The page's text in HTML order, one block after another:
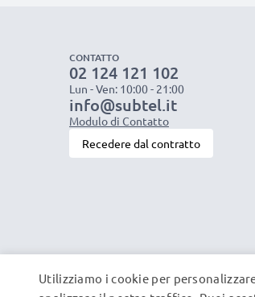
CONTATTO
02 124 121 102
Lun - Ven: 10:00 - 21:00
info@subtel.it
Modulo di Contatto
Recedere dal contratto
Utilizziamo i cookie per